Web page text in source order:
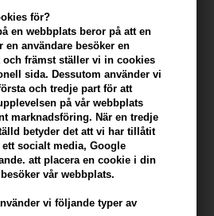
för?
en webbplats beror på att en
en användare besöker en
och främst ställer vi in ​​cookies
sida. Dessutom använder vi
och tredje part för att
på vår webbplats
marknadsföring. När en tredje
betyder det att vi har tillåtit
socialt media, Google
att placera en cookie i din
vår webbplats.
vi följande typer av
på köp av denna artikel -
SEK OCH FÅ FRI FRAKT
Tillverkare
200ml
med kraftfulla ingredienser.